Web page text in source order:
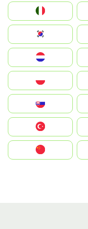
South Korea
United States
中國香港特別行政區